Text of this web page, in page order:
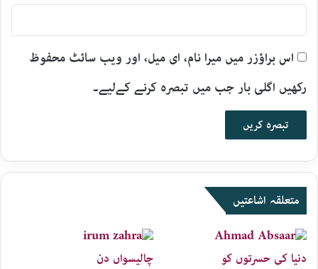
اس براؤزر میں میرا نام، ای میل، اور ویب سائٹ محفوظ
رکھیں اگلی بار جب میں تبصرہ کرنے کےلیے۔
متعلقہ اشاعتیں
دنیا کی حسرتوں کو
چالیسواں دن